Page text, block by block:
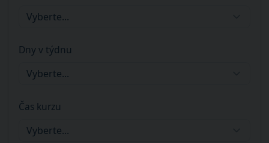
Vyberte...
Dny v týdnu
Vyberte...
Čas kurzu
Vyberte...